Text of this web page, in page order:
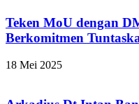
Teken MoU dengan
Berkomitmen
18 Mei 2025